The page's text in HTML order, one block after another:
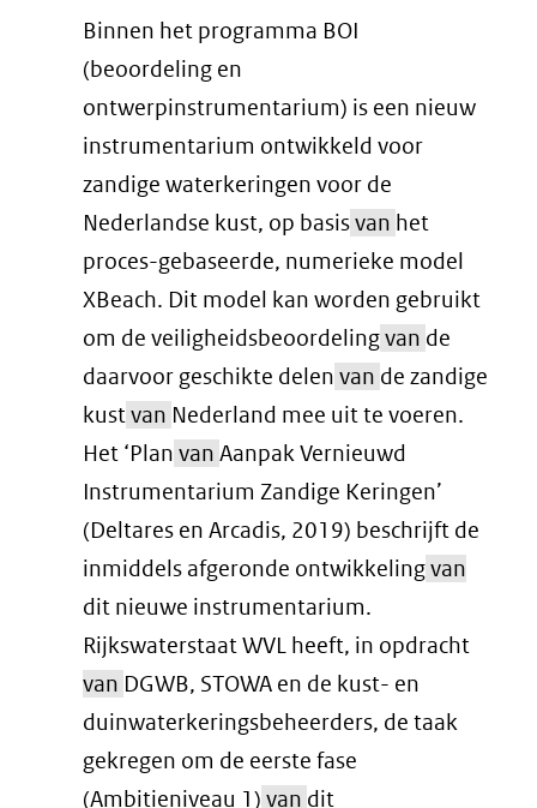
Binnen het programma BOI
(beoordeling en
ontwerpinstrumentarium) is een nieuw
instrumentarium ontwikkeld voor
zandige waterkeringen voor de
Nederlandse kust, op basisvan het
proces-gebaseerde, numerieke model
XBeach. Dit model kan worden gebruikt
om de veiligheidsbeoordelingvan de
daarvoor geschikte delen van de zandige
kustvan Nederland mee uit te voeren.
Het ‘Plan van Aanpak Vernieuwd
Instrumentarium Zandige Keringen’
(Deltares en Arcadis, 2019) beschrijft de
inmiddels afgeronde ontwikkelingvan
dit nieuwe instrumentarium.
Rijkswaterstaat WVL heeft, in opdracht
van DGWB, STOWA en de kust- en
duinwaterkeringsbeheerders, de taak
gekregen om de eerste fase
(Ambitieniveau 1) van dit